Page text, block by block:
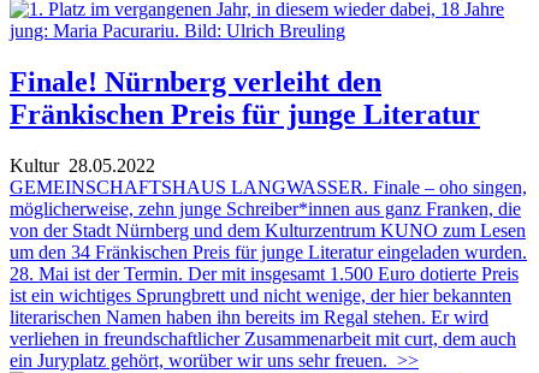
Finale! Nürnberg verleiht den
Fränkischen Preis für junge Literatur
Kultur28.05.2022
GEMEINSCHAFTSHAUS LANGWASSER. Finale – oho singen,
möglicherweise, zehn junge Schreiber*innen aus ganz Franken, die
von der Stadt Nürnberg und dem Kulturzentrum KUNO zum Lesen
um den 34 Fränkischen Preis für junge Literatur eingeladen wurden.
28. Mai ist der Termin. Der mit insgesamt 1.500 Euro dotierte Preis
ist ein wichtiges Sprungbrett und nicht wenige, der hier bekannten
literarischen Namen haben ihn bereits im Regal stehen. Er wird
verliehen in freundschaftlicher Zusammenarbeit mit curt, dem auch
ein Juryplatz gehört, worüber wir uns sehr freuen. >>